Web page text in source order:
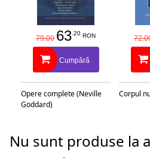
79.00 63.20 RON
Cumpără
Opere complete (Neville
Goddard)
Corpul
Nu sunt produse la